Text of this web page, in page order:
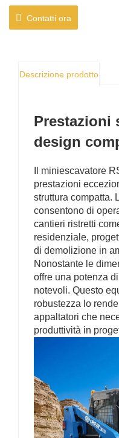
Contatti ora
Descrizione prodotto
Prestazioni
design
Il miniescavatore
prestazioni
struttura compatta.
consentono di
cantieri ristretti
residenziale,
di demolizione in
Nonostante le
offre una potenza
notevoli. Questo
robustezza lo
appaltatori che
produttività in